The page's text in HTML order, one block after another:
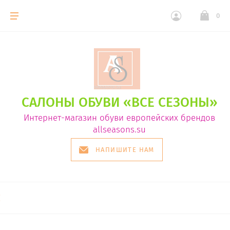
0
САЛОНЫ ОБУВИ «ВСЕ СЕЗОНЫ»
Интернет-магазин обуви европейских брендов
allseasons.su
НАПИШИТЕ НАМ